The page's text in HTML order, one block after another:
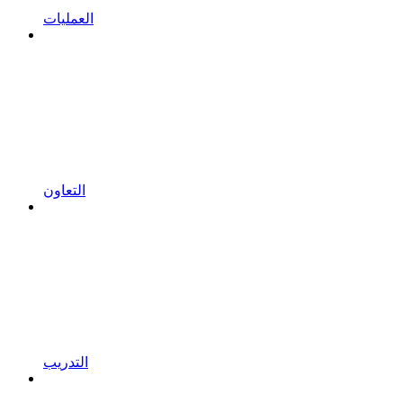
العمليات
التعاون
التدريب